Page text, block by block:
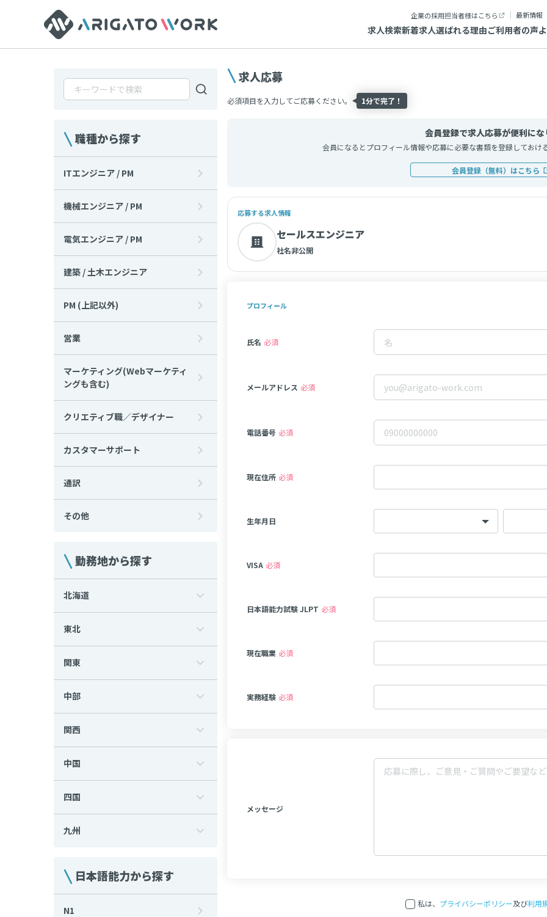
求人検索新着求人選ばれる理由ご利用者の声
企業の採用担当者様はこちら 最新情報
求人応募
必須項目を入力してご応募ください。 1分で完了！
会員登録で求人応募が便利にな
会員になるとプロフィール情報や応募に必要な書類を登録しておけ
会員登録（無料）はこちら
応募する求人情報
セールスエンジニア
社名非公開
プロフィール
氏名 必須
メールアドレス 必須
電話番号 必須
現在住所 必須
生年月日
VISA 必須
日本語能力試験 JLPT 必須
現在職業 必須
実務経験 必須
メッセージ
私は、 プライバシーポリシー及び利用
職種から探す
ITエンジニア / PM
機械エンジニア / PM
電気エンジニア / PM
建築 / 土木エンジニア
PM (上記以外)
営業
マーケティング(Webマーケティ
ングも含む)
クリエティブ職／デザイナー
カスタマーサポート
通訳
その他
勤務地から探す
北海道
東北
関東
中部
関西
中国
四国
九州
日本語能力から探す
N1